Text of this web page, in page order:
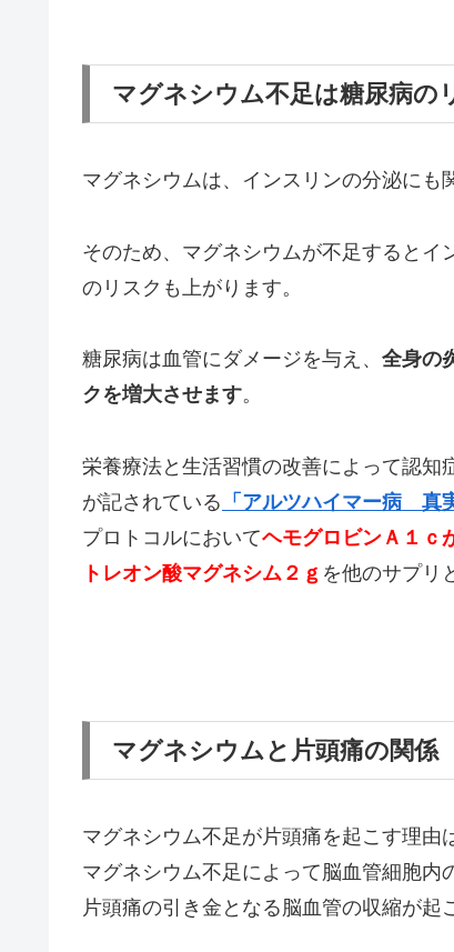
マグネシウム不足は糖尿病の
マグネシウムは、インスリンの分泌にも
そのため、マグネシウムが不足すると
のリスクも上がります。
糖尿病は血管にダメージを与え、 全身の
クを増大させます。
栄養療法と生活習慣の改善によって認知
が記されている 「アルツハイマー病 真
プロトコルにおいてヘモグロビンＡ１ｃ
トレオン酸マグネシム２ｇ を他のサプリ
マグネシウムと片頭痛の関係
マグネシウム不足が片頭痛を起こす理由
マグネシウム不足によって脳血管細胞内
片頭痛の引き金となる脳血管の収縮が起